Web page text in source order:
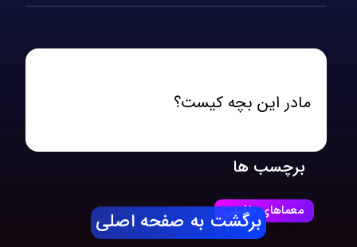
مادر این بچه کیست؟
برچسب ها
معماهای یافتنی
برگشت به صفحه اصلی